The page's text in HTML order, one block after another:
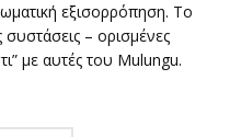
εξισορρόπηση. Το
συστάσεις – ορισμένες
με αυτές του Mulungu.